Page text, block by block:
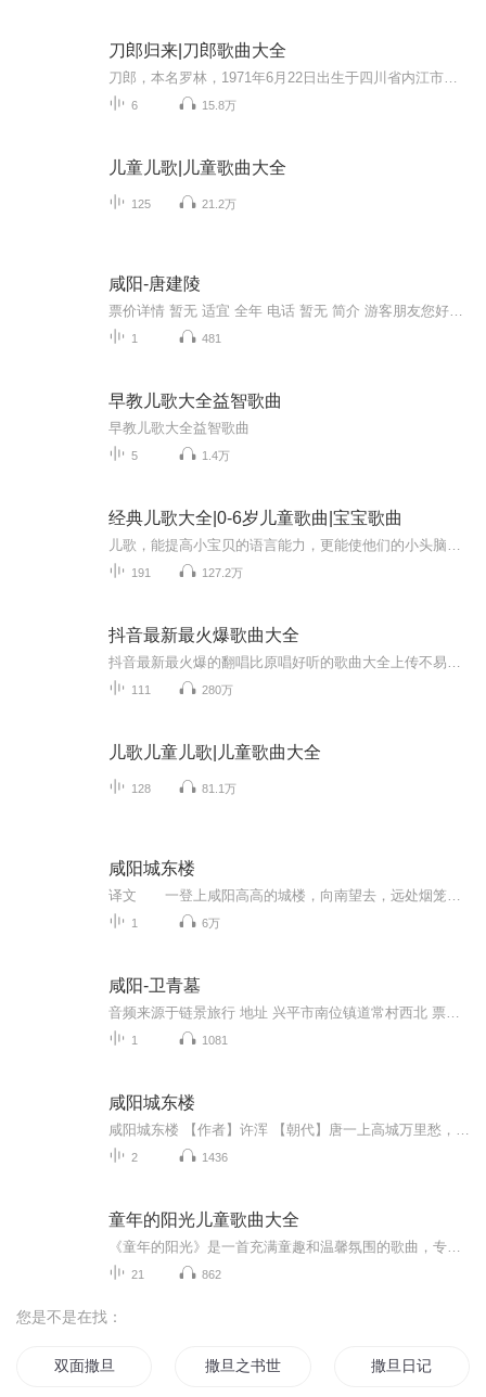
刀郎归来|刀郎歌曲大全
6 15.8万
儿童儿歌|儿童歌曲大全
125 21.2万
咸阳-唐建陵
1 481
早教儿歌大全益智歌曲
早教儿歌大全益智歌曲
5 1.4万
经典儿歌大全|0-6岁儿童歌曲|宝宝歌曲
191 127.2万
抖音最新最火爆歌曲大全
111 280万
儿歌儿童儿歌|儿童歌曲大全
128 81.1万
咸阳城东楼
1 6万
咸阳-卫青墓
1 1081
咸阳城东楼
2 1436
童年的阳光儿童歌曲大全
21 862
您是不是在找：
双面撒旦 撒旦之书世界末日 撒旦日记